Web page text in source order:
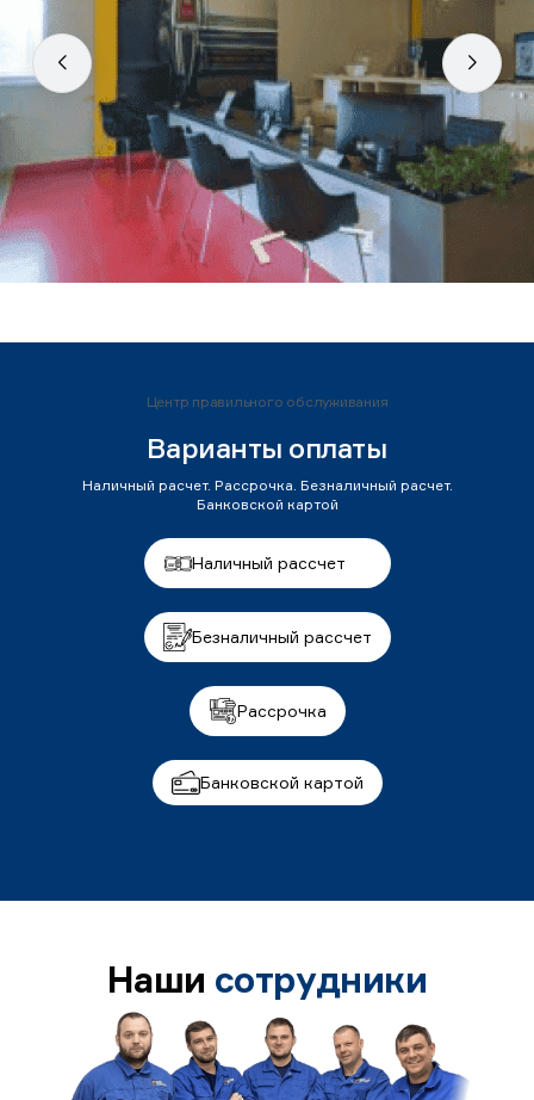
Центр правильного обслуживания
Варианты оплаты
Наличный расчет. Рассрочка. Безналичный расчет.
Банковской картой
Наличный рассчет
Безналичный рассчет
Рассрочка
Банковской картой
Наши сотрудники